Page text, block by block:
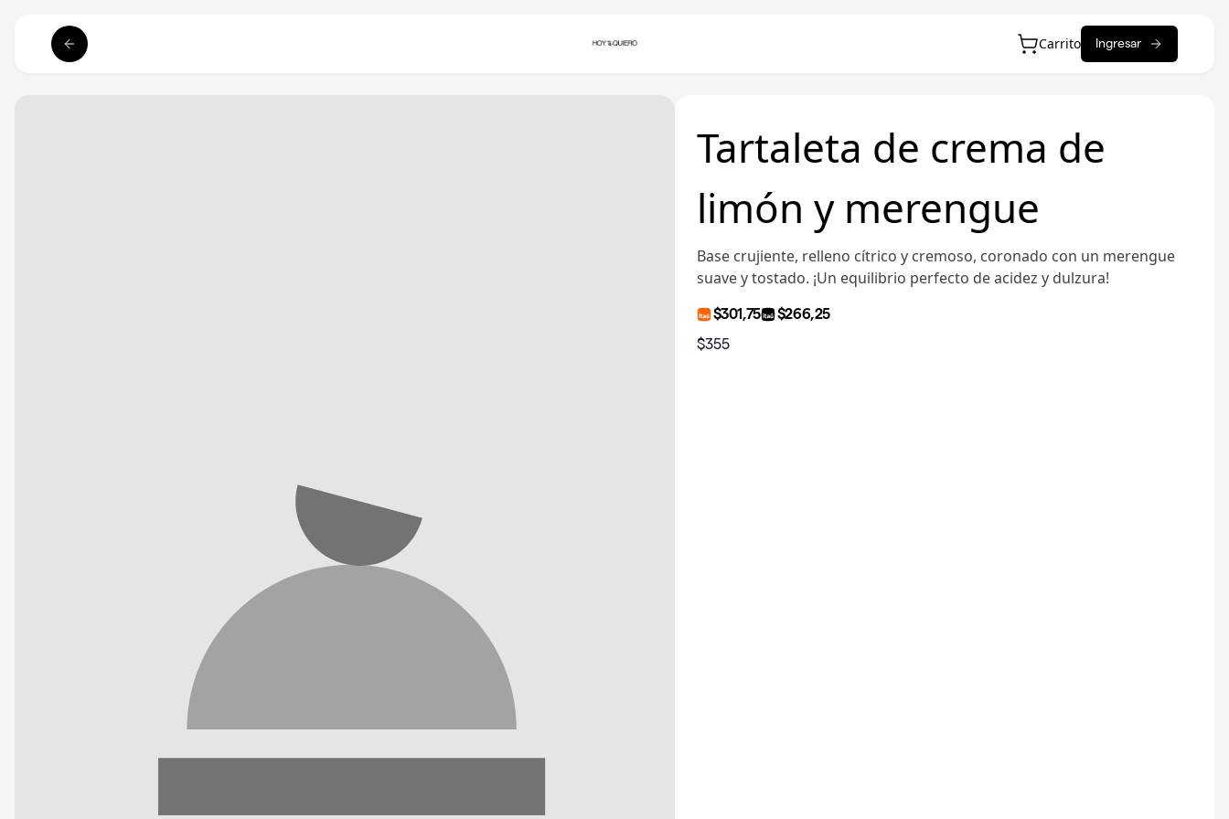
Carrito Ingresar
Tartaleta de crema de
limón y merengue
Base crujiente, relleno cítrico y cremoso, coronado con un merengue
suave y tostado. ¡Un equilibrio perfecto de acidez y dulzura!
$301,75 $266,25
$355